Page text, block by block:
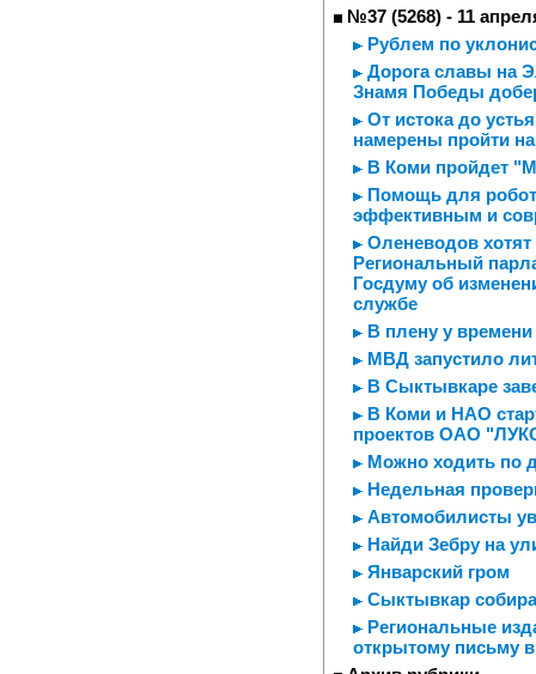
№37 (5268) - 11
Рублем по
Дорога славы на
Знамя Победы
От истока до
намерены пройти
В Коми пройдет
Помощь для
эффективным и
Оленеводов хотят
Региональный
Госдуму об
службе
В плену у времени
МВД запустило
В Сыктывкаре
В Коми и НАО
проектов ОАО
Можно ходить по
Недельная
Автомобилисты
Найди Зебру на
Январский гром
Сыктывкар
Региональные
открытому письму